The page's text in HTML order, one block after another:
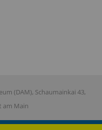
(DAM), Schaumainkai 43,
am Main